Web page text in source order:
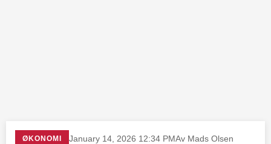
ØKONOMI January 14, 2026 12:34 PMAv Mads Olsen